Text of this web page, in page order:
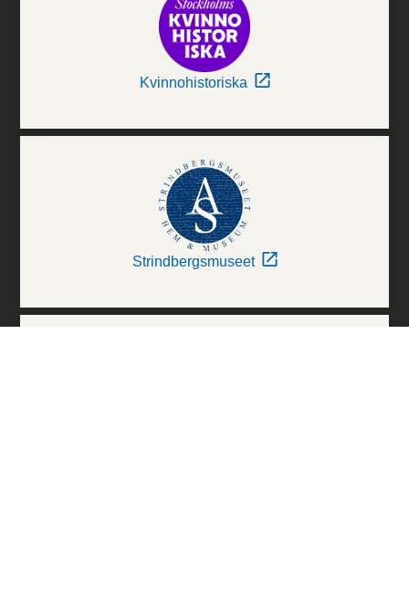
Kvinnohistoriska
Strindbergsmuseet